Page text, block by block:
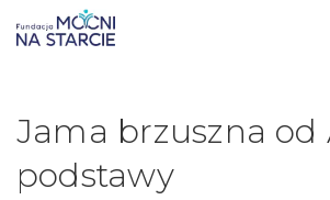
Jama brzuszna od
podstawy